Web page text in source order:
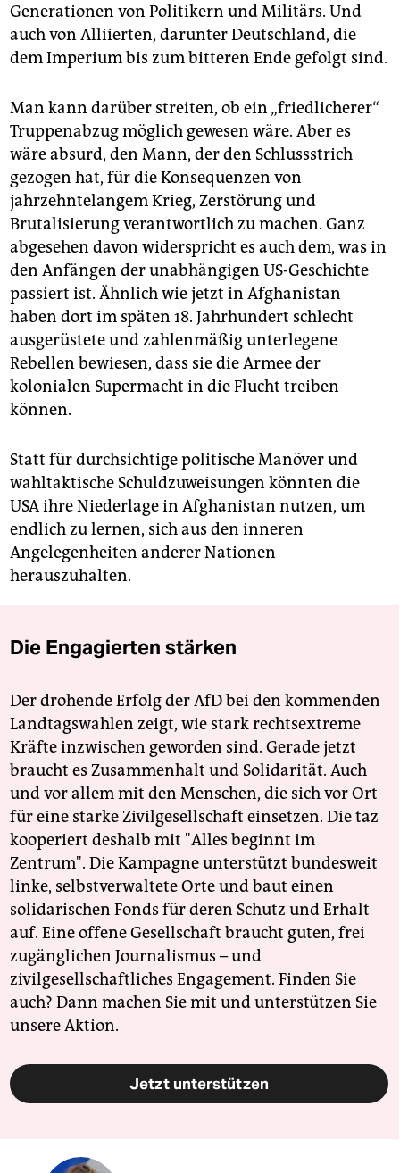
Generationen von Politikern und Militärs. Und
auch von Alliierten, darunter Deutschland, die
dem Imperium bis zum bitteren Ende gefolgt sind.
Man kann darüber streiten, ob ein „friedlicherer“
Truppenabzug möglich gewesen wäre. Aber es
wäre absurd, den Mann, der den Schlussstrich
gezogen hat, für die Konsequenzen von
jahrzehntelangem Krieg, Zerstörung und
Brutalisierung verantwortlich zu machen. Ganz
abgesehen davon widerspricht es auch dem, was in
den Anfängen der unabhängigen US-Geschichte
passiert ist. Ähnlich wie jetzt in Afghanistan
haben dort im späten 18. Jahrhundert schlecht
ausgerüstete und zahlenmäßig unterlegene
Rebellen bewiesen, dass sie die Armee der
kolonialen Supermacht in die Flucht treiben
können.
Statt für durchsichtige politische Manöver und
wahltaktische Schuldzuweisungen könnten die
USA ihre Niederlage in Afghanistan nutzen, um
endlich zu lernen, sich aus den inneren
Angelegenheiten anderer Nationen
herauszuhalten.
Die Engagierten stärken
Der drohende Erfolg der AfD bei den kommenden
Landtagswahlen zeigt, wie stark rechtsextreme
Kräfte inzwischen geworden sind. Gerade jetzt
braucht es Zusammenhalt und Solidarität. Auch
und vor allem mit den Menschen, die sich vor Ort
für eine starke Zivilgesellschaft einsetzen. Die taz
kooperiert deshalb mit "Alles beginnt im
Zentrum". Die Kampagne unterstützt bundesweit
linke, selbstverwaltete Orte und baut einen
solidarischen Fonds für deren Schutz und Erhalt
auf. Eine offene Gesellschaft braucht guten, frei
zugänglichen Journalismus – und
zivilgesellschaftliches Engagement. Finden Sie
auch? Dann machen Sie mit und unterstützen Sie
unsere Aktion.
Jetzt unterstützen